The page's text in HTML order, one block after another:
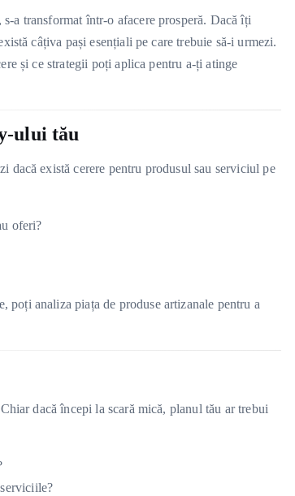
a transformat într-o afacere prosperă. Dacă îți
câțiva pași esențiali pe care trebuie să-i urmezi.
și ce strategii poți aplica pentru a-ți atinge
ului tău
dacă există cerere pentru produsul sau serviciul pe
oferi?
poți analiza piața de produse artizanale pentru a
dacă începi la scară mică, planul tău ar trebui